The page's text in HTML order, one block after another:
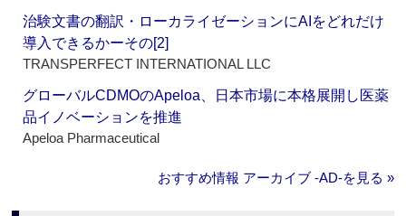
治験文書の翻訳・ローカライゼーションにAIをどれだけ
導入できるかーその[2]
TRANSPERFECT INTERNATIONAL LLC
グローバルCDMOのApeloa、日本市場に本格展開し医薬
品イノベーションを推進
Apeloa Pharmaceutical
おすすめ情報 アーカイブ ‐AD‐を見る »